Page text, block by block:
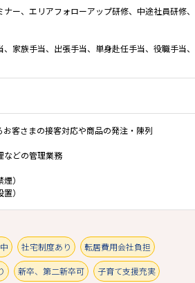
ナー、エリアフォローアップ研修、中途社員研修、
、家族手当、出張手当、単身赴任手当、役職手当、
客さまの接客対応や商品の発注・陳列
などの管理業務
）
）
社宅制度あり 転居費用会社負担
新卒、第二新卒可 子育て支援充実